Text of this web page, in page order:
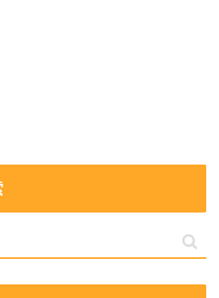
ることで落ち着いた印象があり、
徴的に見えてきます。
題として名前を見かけやすい組み
検索されやすいポイントであ
、“名前の珍しさ”を一緒に整理しま